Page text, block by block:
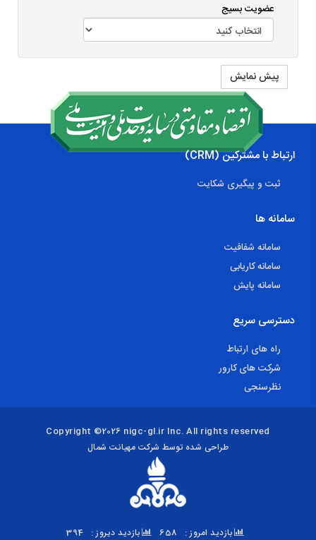
عضویت بسیج
پیش نمایش
ارتباط با مشترکین (CRM)
ثبت و پیگیری شکایت
سامانه ها
سامانه شفافیت
سامانه کاریابی
سامانه پایش
دسترسی سریع
راه های ارتباط
شرکت های کارور
نظرسنجی
Copyright ©2026 nigc-gl.ir Inc. All rights reserved
طراحی شده توسط شرکت مهیانت شمال
بازدید امروز : 658 بازدید دیروز : 394